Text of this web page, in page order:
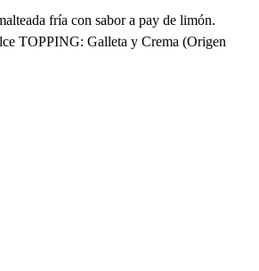
fría con sabor a pay de limón.
TOPPING: Galleta y Crema (Origen